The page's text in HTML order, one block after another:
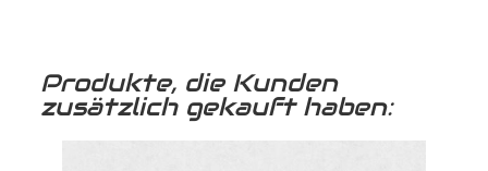
Produkte, die Kunden
zusätzlich gekauft haben: